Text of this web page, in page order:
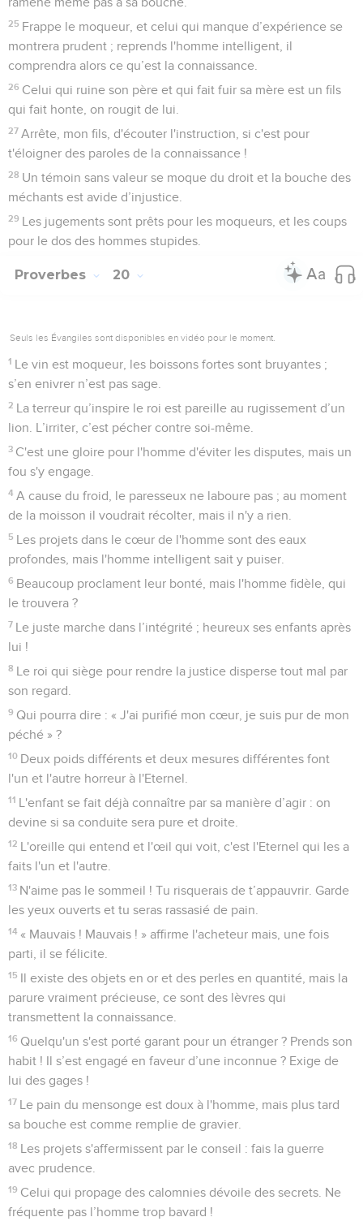
25 Frappe le moqueur, et celui qui manque d’expérience se
montrera prudent ; reprends l'homme intelligent, il
comprendra alors ce qu’est la connaissance.
26 Celui qui ruine son père et qui fait fuir sa mère est un fils
qui fait honte, on rougit de lui.
27 Arrête, mon fils, d'écouter l'instruction, si c'est pour
t'éloigner des paroles de la connaissance !
28 Un témoin sans valeur se moque du droit et la bouche des
méchants est avide d’injustice.
29 Les jugements sont prêts pour les moqueurs, et les coups
pour le dos des hommes stupides.
Proverbes 20
Seuls les Évangiles sont disponibles en vidéo pour le moment.
1 Le vin est moqueur, les boissons fortes sont bruyantes ;
s’en enivrer n’est pas sage.
2 La terreur qu’inspire le roi est pareille au rugissement d’un
lion. L’irriter, c’est pécher contre soi-même.
3 C'est une gloire pour l'homme d'éviter les disputes, mais un
fou s'y engage.
4 A cause du froid, le paresseux ne laboure pas ; au moment
de la moisson il voudrait récolter, mais il n'y a rien.
5 Les projets dans le cœur de l'homme sont des eaux
profondes, mais l'homme intelligent sait y puiser.
6 Beaucoup proclament leur bonté, mais l'homme fidèle, qui
le trouvera ?
7 Le juste marche dans l’intégrité ; heureux ses enfants après
lui !
8 Le roi qui siège pour rendre la justice disperse tout mal par
son regard.
9 Qui pourra dire : « J'ai purifié mon cœur, je suis pur de mon
péché » ?
10 Deux poids différents et deux mesures différentes font
l'un et l'autre horreur à l'Eternel.
11 L'enfant se fait déjà connaître par sa manière d’agir : on
devine si sa conduite sera pure et droite.
12 L'oreille qui entend et l'œil qui voit, c'est l'Eternel qui les a
faits l'un et l'autre.
13 N'aime pas le sommeil ! Tu risquerais de t’appauvrir. Garde
les yeux ouverts et tu seras rassasié de pain.
14 « Mauvais ! Mauvais ! » affirme l'acheteur mais, une fois
parti, il se félicite.
15 Il existe des objets en or et des perles en quantité, mais la
parure vraiment précieuse, ce sont des lèvres qui
transmettent la connaissance.
16 Quelqu'un s'est porté garant pour un étranger ? Prends son
habit ! Il s’est engagé en faveur d’une inconnue ? Exige de
lui des gages !
17 Le pain du mensonge est doux à l'homme, mais plus tard
sa bouche est comme remplie de gravier.
18 Les projets s'affermissent par le conseil : fais la guerre
avec prudence.
19 Celui qui propage des calomnies dévoile des secrets. Ne
fréquente pas l’homme trop bavard !